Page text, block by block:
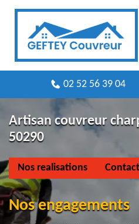
02 52 56 39 04
Artisan couvreur
50290
Nos realisations
Nos engagements